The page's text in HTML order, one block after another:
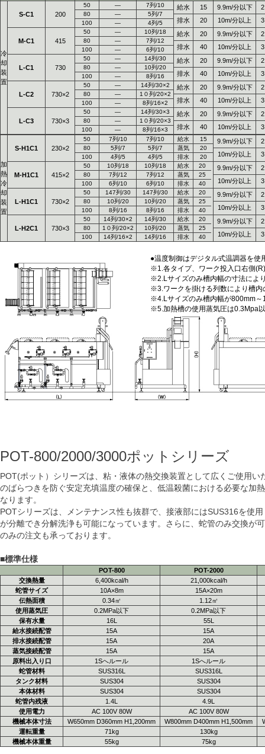
冷
却
装
置
S-C1 200
50
80
100
―
―
―
7列/10
5列/7
4列/5
給水 15 9.9m/分以下
排水
20 10m/分以上
M-C1 415
50
80
100
―
―
―
10列/18
7列/12
6列/10
給水 20 9.9m/分以下
排水
40 10m/分以上
L-C1 730
50
80
100
―
―
―
14列/30
10列/20
8列/16
給水 20 9.9m/分以下
排水
40 10m/分以上
L-C2 730×2
50
80
100
―
―
―
14列/30×2
1０列/20×2
8列/16×2
給水 20 9.9m/分以下
排水
40 10m/分以上
L-C3 730×3
50
80
100
―
―
―
14列/30×3
1０列/20×3
8列/16×3
給水 20 9.9m/分以下
排水
40 10m/分以上
加
熱
冷
却
装
置
S-H1C1 230×2
50
80
100
7列/10
5列/7
4列/5
7列/10
5列/7
4列/5
給水
蒸気
排水
15
20
20
9.9m/分以下
10m/分以上
M-H1C1 415×2
50
80
100
10列/18
7列/12
6列/10
10列/18
7列/12
6列/10
給水
蒸気
排水
20
25
40
9.9m/分以下
10m/分以上
L-H1C1 730×2
50
80
100
147列/30
10列/20
8列/16
147列/30
10列/20
8列/16
給水
蒸気
排水
20
25
40
9.9m/分以下
10m/分以上
L-H2C1 730×3
50
80
100
14列/30×2
1０列/20×2
14列/16×2
14列/30
10列/20
14列/16
給水
蒸気
排水
20
25
40
9.9m/分以下
10m/分以上
●温度制御はデジタル式温調器を使
※1.各タイプ、ワーク投入口右側
※2.Lサイズのみ槽内幅の寸法によ
※3.ワークを掛ける列数により槽内
※4.Lサイズのみ槽内幅が800mm
※5.加熱槽の使用蒸気圧は0.3Mpa
POT-800/2000/3000ポットシリーズ
POT(ポット）シリーズは、粘・液体の熱交換装置として広くご使用
のばらつきを防ぐ安定充填温度の確保と、低温殺菌における必要な加
なります。
POTシリーズは、メンテナンス性も抜群で、接液部にはSUS316を使
が分離でき分解洗浄も可能になっています。さらに、蛇管のみ交換が
のみの注文も承っております。
■標準仕様
POT-800
POT-2000
交換熱量
6,400kcal/h
21,000kcal/h
蛇管サイズ
10A×8m
15A×20m
伝熱面積
0.34㎡
1.12㎡
使用蒸気圧
0.2MPa以下
0.2MPa以下
保有水量
16L
55L
給水接続配管
15A
15A
排水接続配管
15A
20A
蒸気接続配管
15A
15A
原料出入り口
1Sへルール
1Sへルール
蛇管材料
SUS316L
SUS316L
タンク材料
SUS304
SUS304
本体材料
SUS304
SUS304
蛇管内残液
1.4L
4.9L
使用電力
AC 100V 80W
AC 100V 80W
機械本体寸法
W650mm D360mm H1,200mm W800mm D400mm H1,500mm
運転重量
71kg
130kg
機械本体重量
55kg 75kg